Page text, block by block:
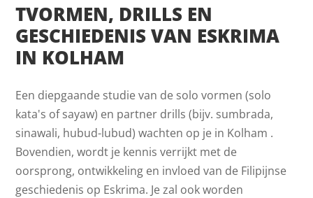
TVORMEN, DRILLS EN
GESCHIEDENIS VAN ESKRIMA
IN KOLHAM
Een diepgaande studie van de solo vormen (solo
kata's of sayaw) en partner drills (bijv. sumbrada,
sinawali, hubud-lubud) wachten op je in Kolham .
Bovendien, wordt je kennis verrijkt met de
oorsprong, ontwikkeling en invloed van de Filipijnse
geschiedenis op Eskrima. Je zal ook worden